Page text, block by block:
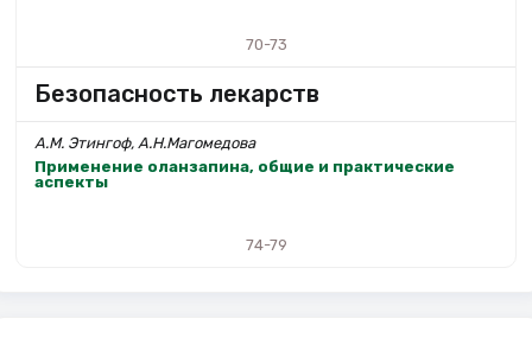
70-73
Безопасность лекарств
А.М. Этингоф, А.Н.Магомедова
Применение оланзапина, общие и практические
аспекты
74-79